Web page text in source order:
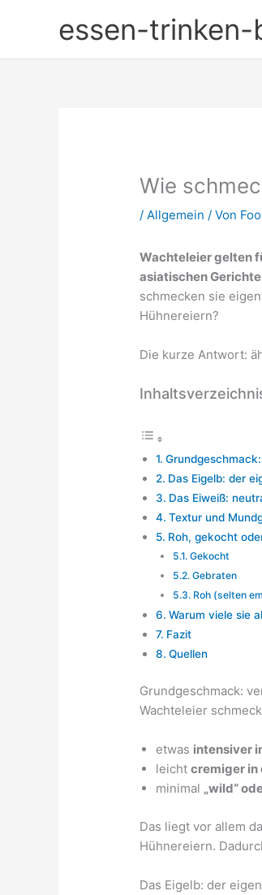
essen-trinken-
Wie
/Allgemein / Von
Wachteleier gelten
asiatischen
schmecken sie
Hühnereiern?
Die kurze Antwort:
Das Eigelb: der
Das Eiweiß:
Textur und
Roh, gekocht
Gekocht
Gebraten
Roh (selten
Warum viele sie
Fazit
Quellen
Grundgeschmack:
Wachteleier
etwas intensiver
leichtcremiger in
minimal „wild“
Das liegt vor allem
Hühnereiern.
Das Eigelb: der